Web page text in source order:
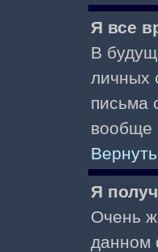
Я все
В
личных
письма
вообще
Я
Очень
данном